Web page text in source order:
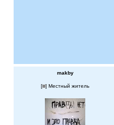
makby
[ ] Местный житель